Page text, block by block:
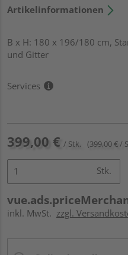
Artikelinformationen
B x H: 180 x 196/180 cm,
und Gitter
Services
399,00 € / Stk. (399,00 € /
Stk.
inkl. MwSt. zzgl.